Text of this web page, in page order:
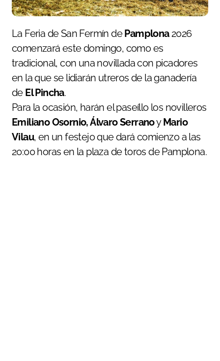
La Feria de San Fermín dePamplona2026
comenzará este domingo, como es
tradicional, con una novillada con picadores
en la que se lidiarán utreros de la ganadería
de El Pincha.
Para la ocasión, harán el paseíllo los novilleros
Emiliano Osornio, Álvaro SerranoyMario
Vilau, en un festejo que dará comienzo a las
20:00 horas en la plaza de toros de Pamplona.